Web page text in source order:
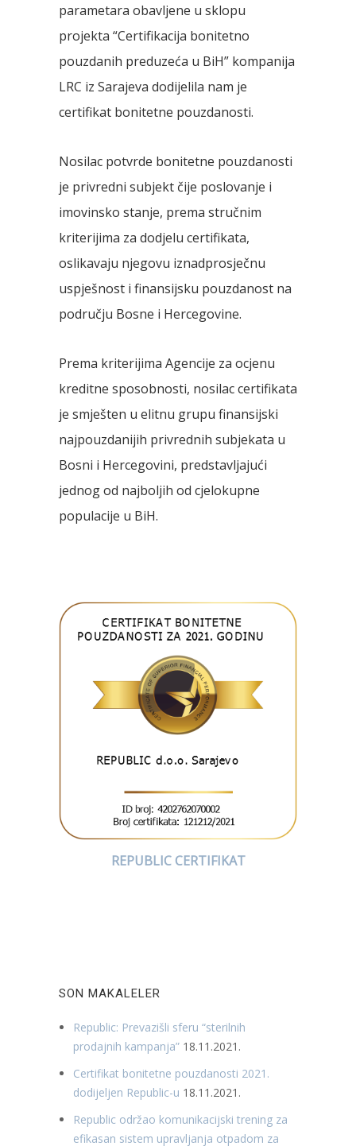
parametara obavljene u sklopu
projekta “Certifikacija bonitetno
pouzdanih preduzeća u BiH” kompanija
LRC iz Sarajeva dodijelila nam je
certifikat bonitetne pouzdanosti.
Nosilac potvrde bonitetne pouzdanosti
je privredni subjekt čije poslovanje i
imovinsko stanje, prema stručnim
kriterijima za dodjelu certifikata,
oslikavaju njegovu iznadprosječnu
uspješnost i finansijsku pouzdanost na
području Bosne i Hercegovine.
Prema kriterijima Agencije za ocjenu
kreditne sposobnosti, nosilac certifikata
je smješten u elitnu grupu finansijski
najpouzdanijih privrednih subjekata u
Bosni i Hercegovini, predstavljajući
jednog od najboljih od cjelokupne
populacije u BiH.
REPUBLIC CERTIFIKAT
SON MAKALELER
Republic: Prevazišli sferu “sterilnih
prodajnih kampanja” 18.11.2021.
Certifikat bonitetne pouzdanosti 2021.
dodijeljen Republic-u 18.11.2021.
Republic održao komunikacijski trening za
efikasan sistem upravljanja otpadom za